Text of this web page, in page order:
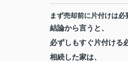
まず売却前に片付けは必
結論から言うと、
必ずしもすぐ片付ける
相続した家は、